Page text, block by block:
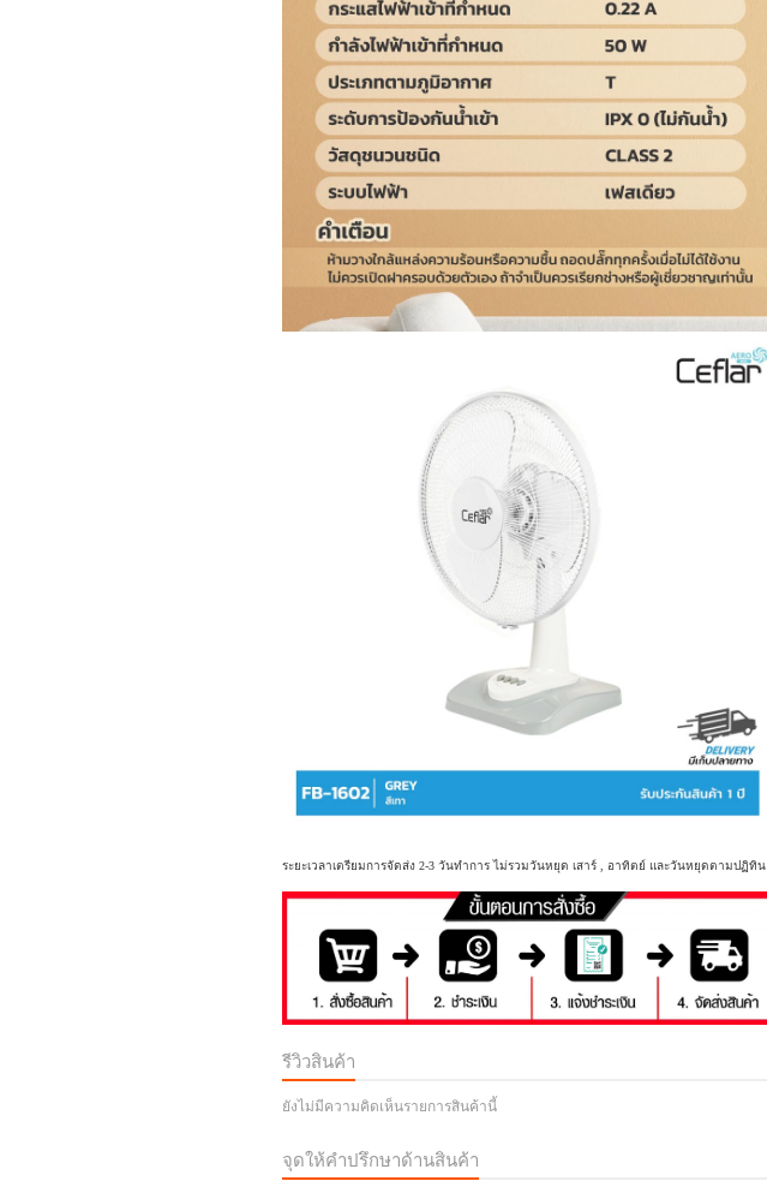
ระยะเวลาเตรียมการจัดส่ง 2-3 วันทำการ ไม่รวมวันหยุด เสาร์ , อาทิตย์ และวันหยุดตามปฏิทิน
รีวิวสินค้า
ยังไม่มีความคิดเห็นรายการสินค้านี้
จุดให้คำปรึกษาด้านสินค้า